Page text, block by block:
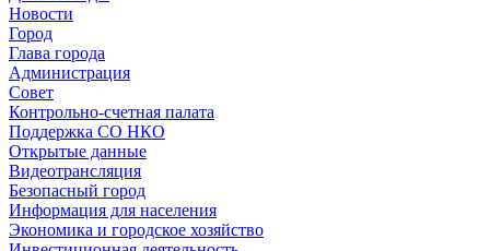
Новости
Город
Глава города
Администрация
Совет
Контрольно-счетная палата
Поддержка СО НКО
Открытые данные
Видеотрансляция
Безопасный город
Информация для населения
Экономика и городское хозяйство